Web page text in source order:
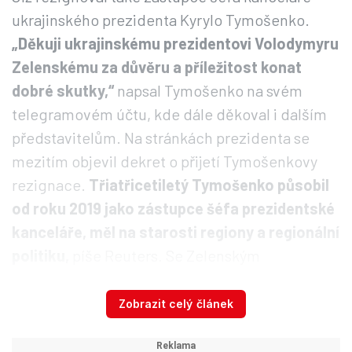
ukrajinského prezidenta Kyrylo Tymošenko.
„Děkuji ukrajinskému prezidentovi Volodymyru
Zelenskému za důvěru a příležitost konat
dobré skutky,“ napsal Tymošenko na svém
telegramovém účtu, kde dále děkoval i dalším
představitelům. Na stránkách prezidenta se
mezitím objevil dekret o přijetí Tymošenkovy
rezignace. Třiatřicetiletý Tymošenko působil
od roku 2019 jako zástupce šéfa prezidentské
kdy dohlížel na mediální a kreativní obsah.
Zobrazit celý článek